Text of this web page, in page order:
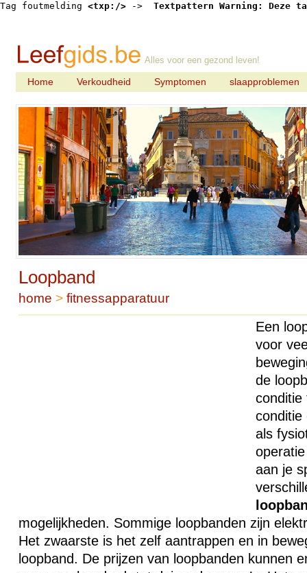
Tag foutmelding <txp:/> -> Textpattern Warning: Deze
Alles voor een gezond leven!
Home Verkoudheid Symptomen slaapproblemen
Loopband
home > fitnessapparatuur
Een
voor
de
conditie
conditie
als
aan je
mogelijkheden. Sommige loopbanden zijn
Het zwaarste is het zelf aantrappen en in
loopband. De prijzen van loopbanden kunnen